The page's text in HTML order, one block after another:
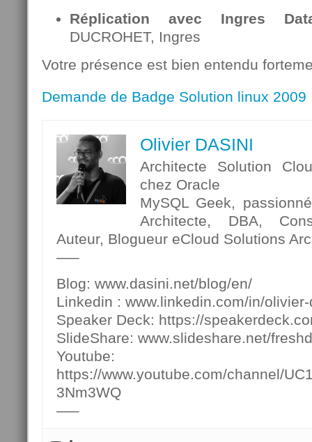
Réplication avec Ingres
DUCROHET, Ingres
Votre présence est bien entendu
Demande de Badge Solution linux 2009
Olivier DASINI
Architecte Solution
chez Oracle
MySQL Geek,
Architecte, DBA,
Auteur, Blogueur eCloud Solutions
—–
Blog: www.dasini.net/blog/en/
Linkedin : www.linkedin.com/in/
Speaker Deck: https://
SlideShare: www.slideshare.net/
Youtube:
https://www.youtube.com/channel/
3Nm3WQ
—–